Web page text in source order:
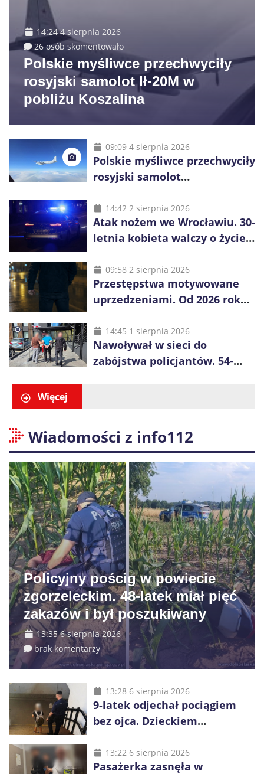
14:24 4 sierpnia 2026
26 osób skomentowało
Polskie myśliwce przechwyciły
rosyjski samolot Ił-20M w
pobliżu Koszalina
09:09 4 sierpnia 2026
Polskie myśliwce przechwyciły
rosyjski samolot
14:42 2 sierpnia 2026
Atak nożem we Wrocławiu. 30-
letnia kobieta walczy o życie,
obywatela Ukrainy
09:58 2 sierpnia 2026
Przestępstwa motywowane
uprzedzeniami. Od 2026 roku
liczenia danych
14:45 1 sierpnia 2026
Nawoływał w sieci do
zabójstwa policjantów. 54-
Więcej
Wiadomości z info112
Policyjny pościg w powiecie
zgorzeleckim. 48-latek miał pięć
zakazów i był poszukiwany
13:35 6 sierpnia 2026
brak komentarzy
13:28 6 sierpnia 2026
9-latek odjechał pociągiem
bez ojca. Dzieckiem
i kierownik składu
13:22 6 sierpnia 2026
Pasażerka zasnęła w